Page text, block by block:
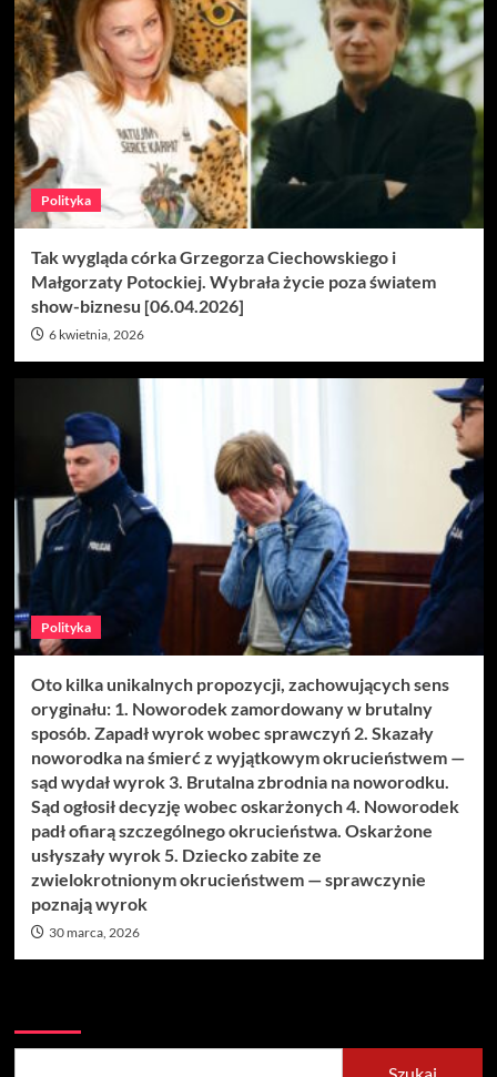
Polityka
Tak wygląda córka Grzegorza Ciechowskiego i
Małgorzaty Potockiej. Wybrała życie poza światem
show-biznesu [06.04.2026]
6 kwietnia, 2026
Polityka
Oto kilka unikalnych propozycji, zachowujących sens
oryginału: 1. Noworodek zamordowany w brutalny
sposób. Zapadł wyrok wobec sprawczyń 2. Skazały
noworodka na śmierć z wyjątkowym okrucieństwem —
sąd wydał wyrok 3. Brutalna zbrodnia na noworodku.
Sąd ogłosił decyzję wobec oskarżonych 4. Noworodek
padł ofiarą szczególnego okrucieństwa. Oskarżone
usłyszały wyrok 5. Dziecko zabite ze
zwielokrotnionym okrucieństwem — sprawczynie
poznają wyrok
30 marca, 2026